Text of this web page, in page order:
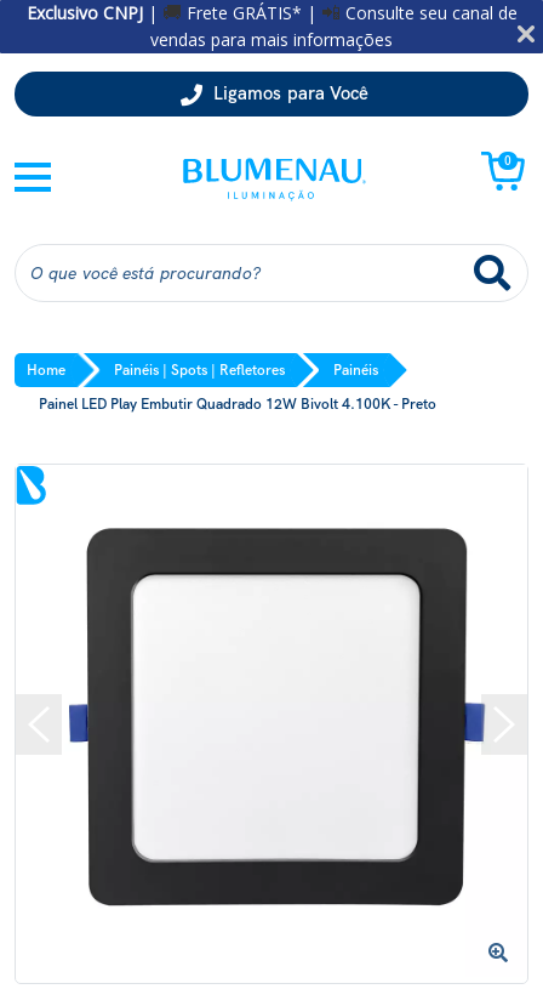
Exclusivo CNPJ | 🚚 Frete GRÁTIS* | 📲 Consulte seu canal de
vendas para mais informações
Ligamos para Você
0
Home Painéis | Spots | Refletores
Painéis
Painel LED Play Embutir Quadrado 12W Bivolt 4.100K - Preto